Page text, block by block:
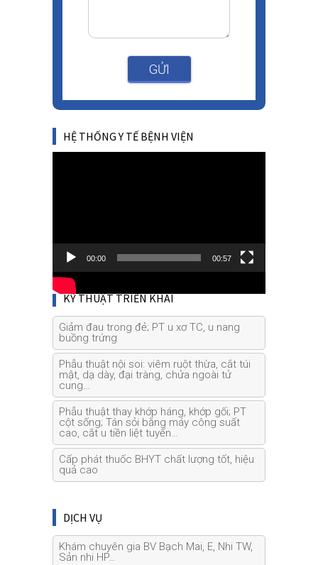
GỬI
HỆ THỐNG Y TẾ BỆNH VIỆN
00:00 00:57
KỸ THUẬT TRIỂN KHAI
Giảm đau trong đẻ; PT u xơ TC, u nang
buồng trứng
Phẫu thuật nội soi: viêm ruột thừa, cắt túi
mật, dạ dày, đại tràng, chửa ngoài tử
cung…
Phẫu thuật thay khớp háng, khớp gối; PT
cột sống; Tán sỏi bằng máy công suất
cao, cắt u tiền liệt tuyến…
Cấp phát thuốc BHYT chất lượng tốt, hiệu
quả cao
DỊCH VỤ
Khám chuyên gia BV Bạch Mai, E, Nhi TW,
Sản nhi HP…